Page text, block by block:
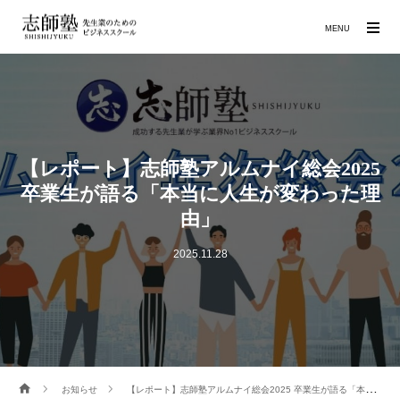
【レポート】志師塾アルムナイ総会2025
卒業生が語る「本当に人生が変わった理
由」
2025.11.28
お知らせ 【レポート】志師塾アルムナイ総会2025 卒業生が語る「本当に人生が変わった理由」
MENU